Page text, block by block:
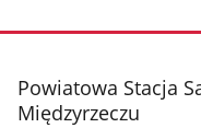
stopka
Powiatowa Stacja
Międzyrzeczu